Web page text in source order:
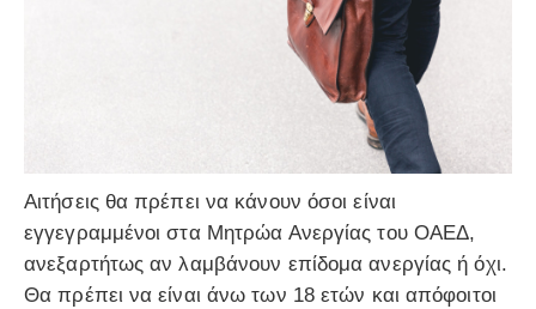
Αιτήσεις θα πρέπει να κάνουν όσοι είναι
εγγεγραμμένοι στα Μητρώα Ανεργίας του ΟΑΕΔ,
ανεξαρτήτως αν λαμβάνουν επίδομα ανεργίας ή όχι.
Θα πρέπει να είναι άνω των 18 ετών και απόφοιτοι